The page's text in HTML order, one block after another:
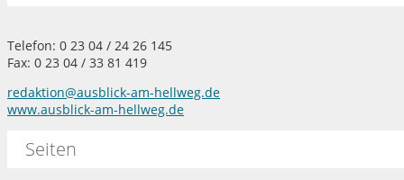
Telefon: 0 23 04 / 24 26 145
Fax: 0 23 04 / 33 81 419
redaktion@ausblick-am-hellweg.de
www.ausblick-am-hellweg.de
Seiten